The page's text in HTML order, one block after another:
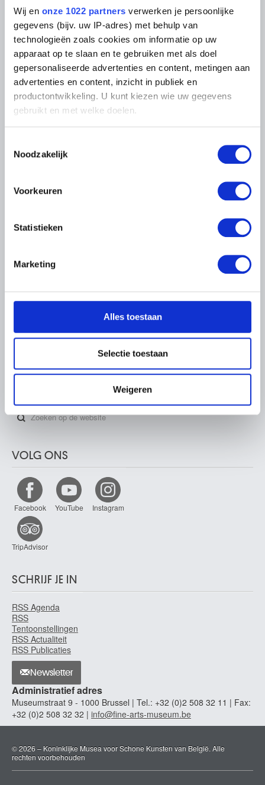
Wij en onze 1022 partners verwerken je persoonlijke
gegevens (bijv. uw IP-adres) met behulp van
technologieën zoals cookies om informatie op uw
apparaat op te slaan en te gebruiken met als doel
gepersonaliseerde advertenties en content, metingen aan
advertenties en content, inzicht in publiek en
productontwikkeling. U kunt kiezen wie uw gegevens
gebruikt en met welke doelen.
Informatie verzamelen over uw geografische
locatie, die tot een paar meter nauwkeurig kan zijn
scannen op specifieke eigenschappen (fingerprinting)
detailgedeeltein.
U kunt uw toestemming op elk moment wijzigen of
We gebruiken cookies om content en advertenties te
personaliseren, om functies voor social media te bieden
en om ons websiteverkeer te analyseren. Ook delen we
informatie over uw gebruik van onze site met onze
partners voor social media, adverteren en analyse. Deze
informatie die u aan ze heeft verstrekt of die ze hebben
verzameld op basis van uw gebruik van hun services.
Noodzakelijk
Voorkeuren
Statistieken
Marketing
Alles toestaan
Selectie toestaan
Weigeren
In de Musea
Evenementen
Museum Shop
Bezoekersreglement
Instelling
Archief voor Hedendaagse
Kunst in België
Digitaal Museum
Educatie
Steun ons
Pers
Musée Magritte Museum
Regentschapsstraat 3 – 1000 Brussel
Vautierstraat 62 – 1050 Brussel
VOLG ONS
Facebook YouTube Instagram
TripAdvisor
SCHRIJF JE IN
RSS Agenda
RSS
Tentoonstellingen
RSS Actualiteit
RSS Publicaties
Newsletter
Administratief adres
Museumstraat 9 - 1000 Brussel | Tel.: +32 (0)2 508 32 11 | Fax:
+32 (0)2 508 32 32 | info@fine-arts-museum.be
© 2026 – Koninklijke Musea voor Schone Kunsten van België. Alle
rechten voorbehouden